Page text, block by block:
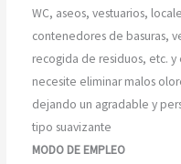
WC, aseos, vestuarios,
contenedores de basuras,
recogida de residuos, etc.
necesite eliminar malos
dejando un agradable y
tipo suavizante
MODO DE EMPLEO